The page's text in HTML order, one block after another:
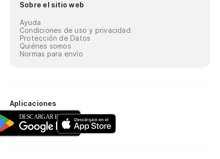
Sobre el sitio web
Ayuda
Condiciones de uso y privacidad
Protección de Datos
Quiénes somos
Normas para envío
Aplicaciones